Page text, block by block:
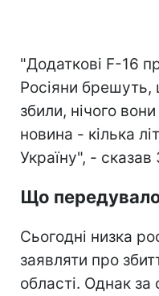
"Додаткові F-16
Росіяни
збили, нічого
новина - кілька
Україну", -
Що
Сьогодні низка
заявляти про
області. Однак